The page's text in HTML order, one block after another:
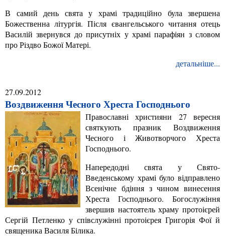
В самий день свята у храмі традиційно була звершена
Божественна літургія. Після євангельського читання отець
Василій звернувся до присутніх у храмі парафіян з словом
про Різдво Божої Матері.
детальніше...
27.09.2012
Воздвиження Чесного Хреста Господнього
Православні християни 27 вересня
святкують празник Воздвиження
Чесного і Животворчого Хреста
Господнього.
Напередодні свята у Свято-
Введенському храмі було відправлено
Всенічне бдіння з чином винесення
Хреста Господнього. Богослужіння
звершив настоятель храму протоієрей
Сергій Петленко у співслужінні протоієрея Григорія Фої й
священика Василя Білика.